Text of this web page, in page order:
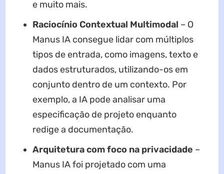
e muito mais.
Raciocínio Contextual Multimodal – O
Manus IA consegue lidar com múltiplos
tipos de entrada, como imagens, texto e
dados estruturados, utilizando-os em
conjunto dentro de um contexto. Por
exemplo, a IA pode analisar uma
especificação de projeto enquanto
redige a documentação.
Arquitetura com foco na privacidade –
Manus IA foi projetado com uma